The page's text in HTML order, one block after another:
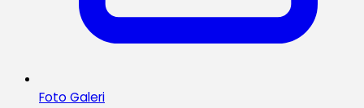
Foto Galeri